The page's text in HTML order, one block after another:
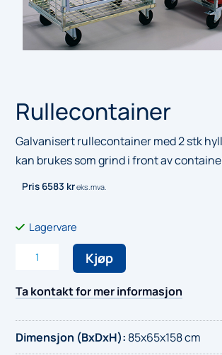
Rullecontainer
Galvanisert rullecontainer med 2 stk
kan brukes som grind i front av
Pris 6583 kreks.mva.
Lagervare
RullecontainerKjøp
Ta kontakt for mer informasjon
Dimensjon (BxDxH): 85x65x158 cm